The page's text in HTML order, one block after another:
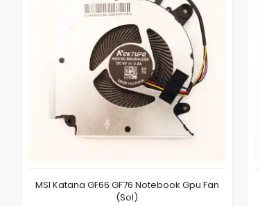
MSI Katana GF66 GF76 Notebook Gpu Fan
(Sol)